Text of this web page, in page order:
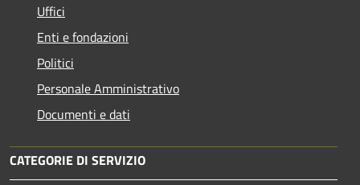
Uffici
Enti e fondazioni
Politici
Personale Amministrativo
Documenti e dati
CATEGORIE DI SERVIZIO